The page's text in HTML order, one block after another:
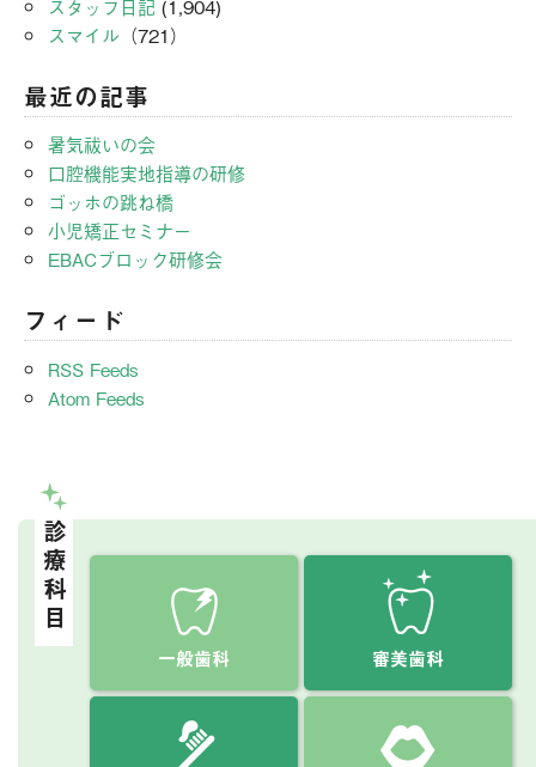
スタッフ日記 (1,904)
スマイル （721）
最近の記事
暑気祓いの会
口腔機能実地指導の研修
ゴッホの跳ね橋
小児矯正セミナー
EBACブロック研修会
フィード
RSS Feeds
Atom Feeds
診療科目
一般歯科 審美歯科